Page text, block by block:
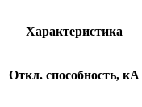
Характеристика
Откл. способность, кА